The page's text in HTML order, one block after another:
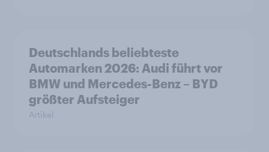
Deutschlands beliebteste
Automarken 2026: Audi führt vor
BMW und Mercedes-Benz – BYD
größter Aufsteiger
Artikel